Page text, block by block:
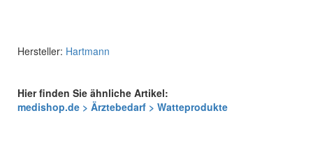
Hersteller: Hartmann
Hier finden Sie ähnliche Artikel:
medishop.de > Ärztebedarf > Watteprodukte